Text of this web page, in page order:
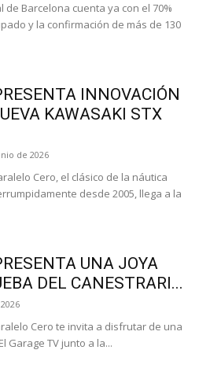
de Barcelona cuenta ya con el 70%
y la confirmación de más de 130
INNOVACIÓN
KAWASAKI STX
de 2026
Cero, el clásico de la náutica
desde 2005, llega a la
UNA JOYA
DEL CANESTRARI...
Cero te invita a disfrutar de una
Garage TV junto a la...